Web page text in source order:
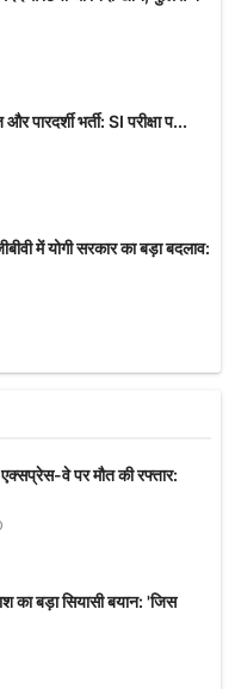
पारदर्शी भर्ती: SI परीक्षा प...
में योगी सरकार का बड़ा बदलाव:
वे पर मौत की रफ्तार:
का बड़ा सियासी बयान: 'जिस